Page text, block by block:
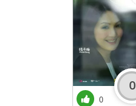
0
0